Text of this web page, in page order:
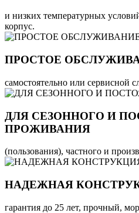
и низких температурных
корпус.
ПРОСТОЕ
самостоятельно или сервисной
ДЛЯ СЕЗОННОГО И
ПРОЖИВАНИЯ
(пользования), частного и
НАДЕЖНАЯ
гарантия до 25 лет, прочный,